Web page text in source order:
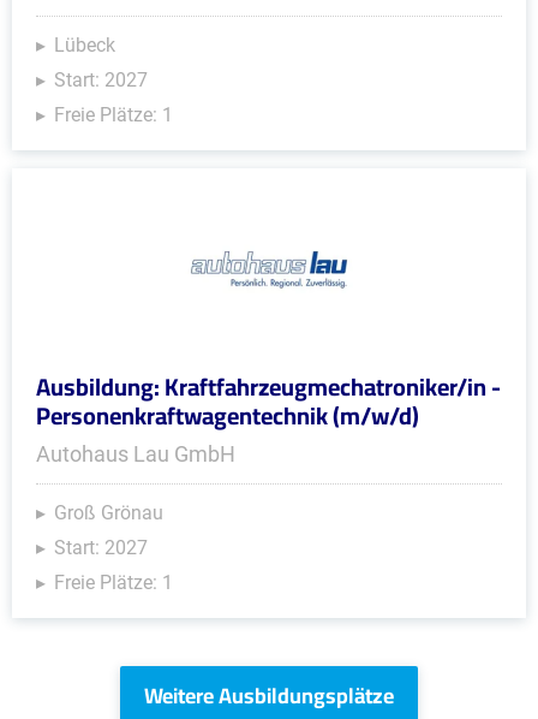
Lübeck
Start: 2027
Freie Plätze: 1
Ausbildung: Kraftfahrzeugmechatroniker/in -
Personenkraftwagentechnik (m/w/d)
Autohaus Lau GmbH
Groß Grönau
Start: 2027
Freie Plätze: 1
Weitere Ausbildungsplätze